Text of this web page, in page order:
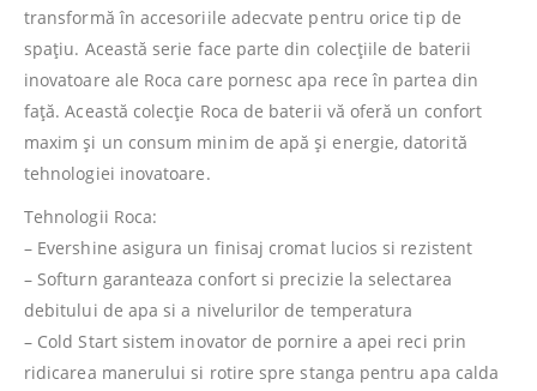
transformă în accesoriile adecvate pentru orice tip de
spaţiu. Această serie face parte din colecţiile de baterii
inovatoare ale Roca care pornesc apa rece în partea din
faţă. Această colecţie Roca de baterii vă oferă un confort
maxim şi un consum minim de apă şi energie, datorită
tehnologiei inovatoare.
Tehnologii Roca:
– Evershine asigura un finisaj cromat lucios si rezistent
– Softurn garanteaza confort si precizie la selectarea
debitului de apa si a nivelurilor de temperatura
– Cold Start sistem inovator de pornire a apei reci prin
ridicarea manerului si rotire spre stanga pentru apa calda